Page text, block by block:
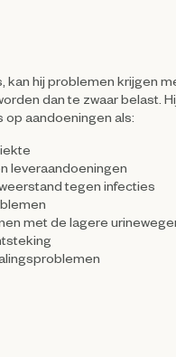
kan hij problemen krijgen
dan te zwaar belast.
aandoeningen als:
leveraandoeningen
tegen infecties
met de lagere